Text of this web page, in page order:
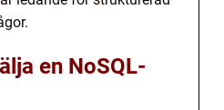
en NoSQL-